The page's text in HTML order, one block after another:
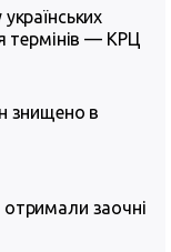
термінів — КРЦ
знищено в
заочні